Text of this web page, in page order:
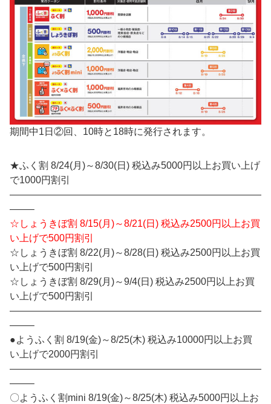
期間中1日②回、10時と18時に発行されます。
★ふく割 8/24(月)～8/30(日) 税込み5000円以上お買い上げ
で1000円割引
——————————————————————————
——–
☆しょうきぼ割 8/15(月)～8/21(日) 税込み2500円以上お買
い上げで500円割引
☆しょうきぼ割 8/22(月)～8/28(日) 税込み2500円以上お買
い上げで500円割引
☆しょうきぼ割 8/29(月)～9/4(日) 税込み2500円以上お買
い上げで500円割引
——————————————————————————
——–
●ようふく割 8/19(金)～8/25(木) 税込み10000円以上お買
い上げで2000円割引
——————————————————————————
——–
〇ようふく割mini 8/19(金)～8/25(木) 税込み5000円以上お